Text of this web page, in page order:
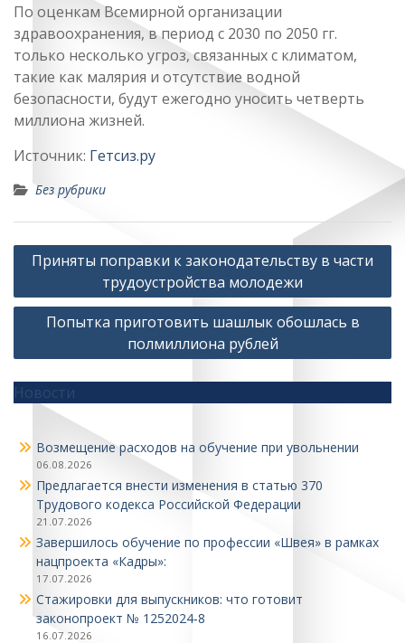
По оценкам Всемирной организации
здравоохранения, в период с 2030 по 2050 гг.
только несколько угроз, связанных с климатом,
такие как малярия и отсутствие водной
безопасности, будут ежегодно уносить четверть
миллиона жизней.
Источник: Гетсиз.ру
Без рубрики
Навигация
записям
Приняты поправки к законодательству в части
трудоустройства молодежи
Попытка приготовить шашлык обошлась в
полмиллиона рублей
Новости
Возмещение расходов на обучение при увольнении
06.08.2026
Предлагается внести изменения в статью 370
Трудового кодекса Российской Федерации
21.07.2026
Завершилось обучение по профессии «Швея» в рамках
нацпроекта «Кадры»:
17.07.2026
Стажировки для выпускников: что готовит
законопроект № 1252024‑8
16.07.2026